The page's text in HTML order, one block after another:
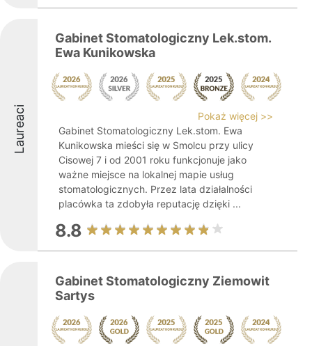
Laureaci
Gabinet Stomatologiczny Lek.stom.
Ewa Kunikowska
Pokaż więcej >>
Gabinet Stomatologiczny Lek.stom. Ewa
Kunikowska mieści się w Smolcu przy ulicy
Cisowej 7 i od 2001 roku funkcjonuje jako
ważne miejsce na lokalnej mapie usług
stomatologicznych. Przez lata działalności
placówka ta zdobyła reputację dzięki ...
8.8
Gabinet Stomatologiczny Ziemowit
Sartys